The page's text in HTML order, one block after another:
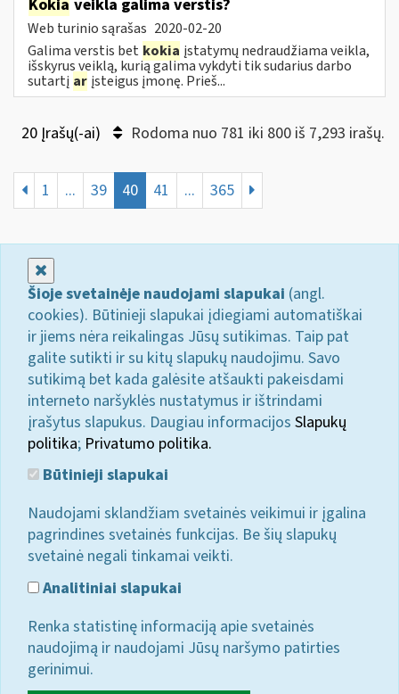
Kokia veikla galima verstis?
Web turinio sąrašas 2020-02-20
Galima verstis bet kokia įstatymų nedraudžiama veikla,
išskyrus veiklą, kurią galima vykdyti tik sudarius darbo
sutartį ar įsteigus įmonę. Prieš...
20 Įrašų(-ai) Rodoma nuo 781 iki 800 iš 7,293 irašų.
1 ... 39 40 41 ... 365
Šioje svetainėje naudojami slapukai (angl.
cookies). Būtinieji slapukai įdiegiami automatiškai
ir jiems nėra reikalingas Jūsų sutikimas. Taip pat
galite sutikti ir su kitų slapukų naudojimu. Savo
sutikimą bet kada galėsite atšaukti pakeisdami
interneto naršyklės nustatymus ir ištrindami
įrašytus slapukus. Daugiau informacijos Slapukų
politika; Privatumo politika.
Būtinieji slapukai
Naudojami sklandžiam svetainės veikimui ir įgalina
pagrindines svetainės funkcijas. Be šių slapukų
svetainė negali tinkamai veikti.
Analitiniai slapukai
Renka statistinę informaciją apie svetainės
naudojimą ir naudojami Jūsų naršymo patirties
gerinimui.